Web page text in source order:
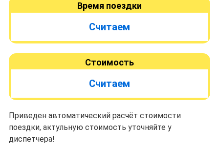
Время поездки
Считаем
Стоимость
Считаем
Приведен автоматический расчёт стоимости
поездки, актульную стоимость уточняйте у
диспетчера!